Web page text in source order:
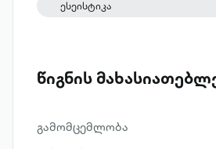
ესეისტიკა
წიგნის
გამომცემლობა